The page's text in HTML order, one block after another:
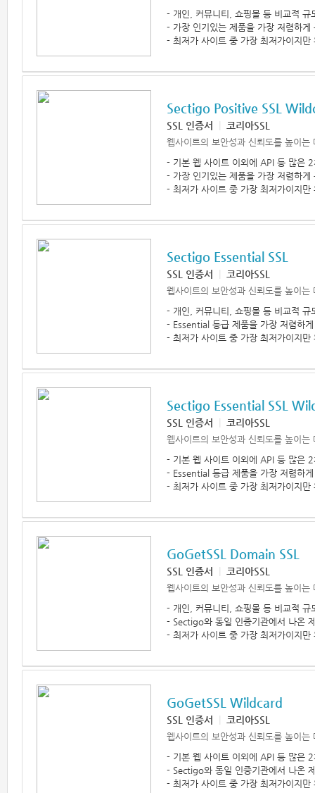
- 개인, 커뮤니티, 쇼핑몰 등 비교적 규
- 가장 인기있는 제품을 가장 저렴하게
- 최저가 사이트 중 가장 최저가이지
Sectigo Positive SSL
SSL 인증서 코리아SSL
웹사이트의 보안성과 신뢰도를 높이
- 기본 웹 사이트 이외에 API 등 많은
- 가장 인기있는 제품을 가장 저렴하게
- 최저가 사이트 중 가장 최저가이지
Sectigo Essential SSL
SSL 인증서 코리아SSL
웹사이트의 보안성과 신뢰도를 높이
- 개인, 커뮤니티, 쇼핑몰 등 비교적 규
- Essential 등급 제품을 가장 저렴하
- 최저가 사이트 중 가장 최저가이지
Sectigo Essential SSL
SSL 인증서 코리아SSL
웹사이트의 보안성과 신뢰도를 높이
- 기본 웹 사이트 이외에 API 등 많은
- Essential 등급 제품을 가장 저렴하
- 최저가 사이트 중 가장 최저가이지
GoGetSSL Domain SSL
SSL 인증서 코리아SSL
웹사이트의 보안성과 신뢰도를 높이
- 개인, 커뮤니티, 쇼핑몰 등 비교적 규
- Sectigo와 동일 인증기관에서 나온
- 최저가 사이트 중 가장 최저가이지
GoGetSSL Wildcard
SSL 인증서 코리아SSL
웹사이트의 보안성과 신뢰도를 높이
- 기본 웹 사이트 이외에 API 등 많은
- Sectigo와 동일 인증기관에서 나온
- 최저가 사이트 중 가장 최저가이지